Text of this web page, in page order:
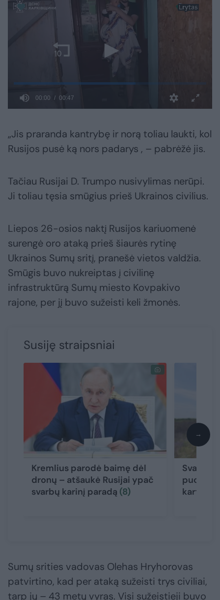
„Jis praranda kantrybę ir norą toliau laukti, kol
Rusijos pusė ką nors padarys , – pabrėžė jis.
Tačiau Rusijai D. Trumpo nusivylimas nerūpi.
Ji toliau tęsia smūgius prieš Ukrainos civilius.
Liepos 26-osios naktį Rusijos kariuomenė
surengė oro ataką prieš šiaurės rytinę
Ukrainos Sumų sritį, pranešė vietos valdžia.
Smūgis buvo nukreiptas į civilinę
infrastruktūrą Sumų miesto Kovpakivo
rajone, per jį buvo sužeisti keli žmonės.
Susiję straipsniai
Kremlius parodė baimę dėl
dronų – atšaukė Rusijai ypač
svarbų karinį paradą (8)
puolimą
kartais
→
Sumų srities vadovas Olehas Hryhorovas
patvirtino, kad per ataką sužeisti trys civiliai,
tarp jų – 43 metų vyras. Visi sužeistieji buvo